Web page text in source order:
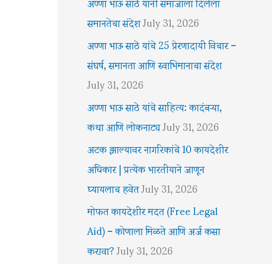
समानतेचा संदेशJuly 31, 2026
अण्णा भाऊ साठे यांचे 25 प्रेरणादायी विचार –
संघर्ष, समानता आणि स्वाभिमानाचा संदेश
July 31, 2026
अण्णा भाऊ साठे यांचे साहित्य: कादंबऱ्या,
कथा आणि लोकनाट्यJuly 31, 2026
अटक झाल्यावर नागरिकांचे 10 कायदेशीर
अधिकार | प्रत्येक भारतीयाने जाणून
घ्यायलाच हवेतJuly 31, 2026
मोफत कायदेशीर मदत (Free Legal
Aid) – कोणाला मिळते आणि अर्ज कसा
करावा?July 31, 2026